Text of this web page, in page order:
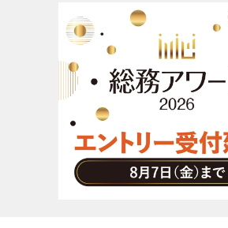
リスクマネジメント・BCP
社外・社内広報
社外・社内コミュニケーション活性化
FM・オフィス移転
CSR・SDGs
テクノロジー活用・DX
助成金・補助金・コスト削減
アウトソーシング・BPO
調査・